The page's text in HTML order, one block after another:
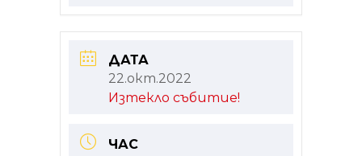
ДАТА
22.окт.2022
Изтекло събитие!
ЧАС